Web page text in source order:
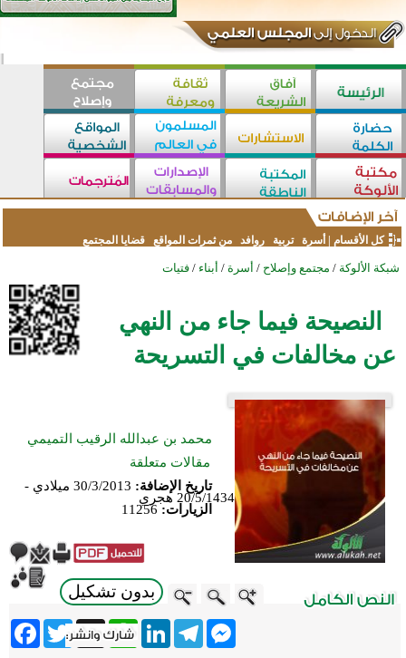
كل الأقسام أسرة تربية روافد من ثمرات المواقع قضايا المجتمع
شبكة الألوكة / مجتمع وإصلاح / أسرة / أبناء / فتيات
النصيحة فيما جاء من النهي
عن مخالفات في التسريحة
محمد بن عبدالله الرقيب التميمي
مقالات متعلقة
تاريخ الإضافة:
30/3/2013 ميلادي -
20/5/1434 هجري
الزيارات: 11256
بدون تشكيل
Twitter X
WhatsApp
LinkedInTelegram
Messenger